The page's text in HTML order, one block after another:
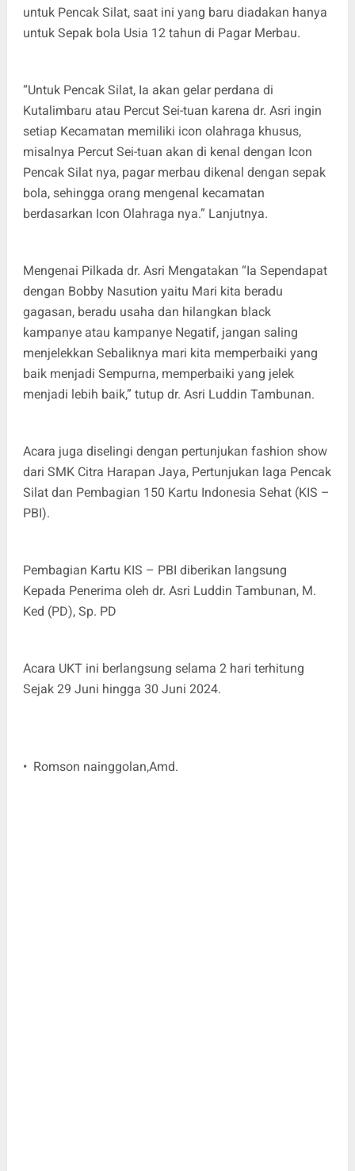
untuk Pencak Silat, saat ini yang baru diadakan hanya
untuk Sepak bola Usia 12 tahun di Pagar Merbau.
“Untuk Pencak Silat, Ia akan gelar perdana di
Kutalimbaru atau Percut Sei-tuan karena dr. Asri ingin
setiap Kecamatan memiliki icon olahraga khusus,
misalnya Percut Sei-tuan akan di kenal dengan Icon
Pencak Silat nya, pagar merbau dikenal dengan sepak
bola, sehingga orang mengenal kecamatan
berdasarkan Icon Olahraga nya.” Lanjutnya.
Mengenai Pilkada dr. Asri Mengatakan “Ia Sependapat
dengan Bobby Nasution yaitu Mari kita beradu
gagasan, beradu usaha dan hilangkan black
kampanye atau kampanye Negatif, jangan saling
menjelekkan Sebaliknya mari kita memperbaiki yang
baik menjadi Sempurna, memperbaiki yang jelek
menjadi lebih baik,” tutup dr. Asri Luddin Tambunan.
Acara juga diselingi dengan pertunjukan fashion show
dari SMK Citra Harapan Jaya, Pertunjukan laga Pencak
Silat dan Pembagian 150 Kartu Indonesia Sehat (KIS –
PBI).
Pembagian Kartu KIS – PBI diberikan langsung
Kepada Penerima oleh dr. Asri Luddin Tambunan, M.
Ked (PD), Sp. PD
Acara UKT ini berlangsung selama 2 hari terhitung
Sejak 29 Juni hingga 30 Juni 2024.
• Romson nainggolan,Amd.